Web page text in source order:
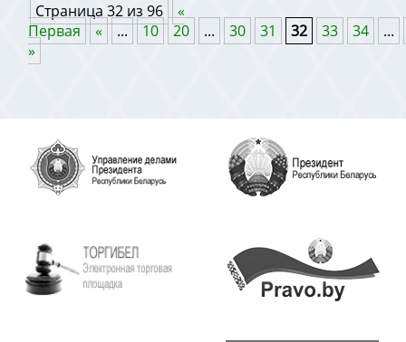
Страница 32 из 96
«
Первая
« ... 10 20 ... 30 31 32 33 34
...
»